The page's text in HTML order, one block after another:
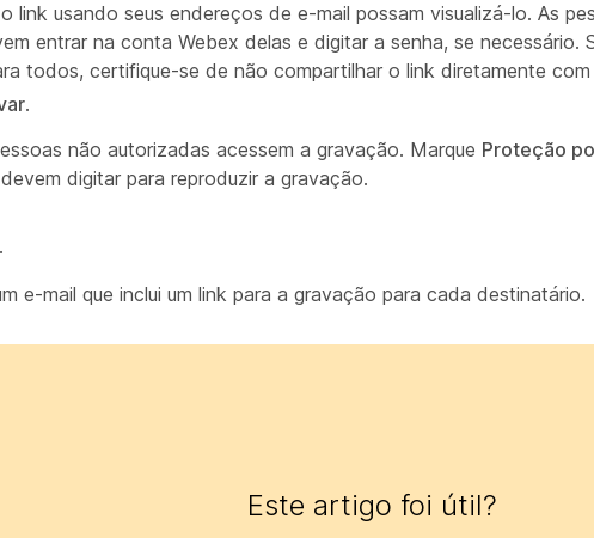
link usando seus endereços de e-mail possam visualizá-lo. As
entrar na conta Webex delas e digitar a senha, se necessário.
todos, certifique-se de não compartilhar o link diretamente com
.
não autorizadas acessem a gravação. Marque Proteção
digitar para reproduzir a gravação.
.
e-mail que inclui um link para a gravação para cada destinatário.
Este artigo foi útil?